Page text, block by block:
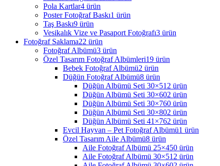
Pola Kartlar4 ürün
Poster Fotoğraf Baskı1 ürün
Taş Baskı9 ürün
Vesikalık Vize ve Pasaport Fotoğrafı3 ürün
Fotoğraf Saklama22 ürün
Fotoğraf Albümü3 ürün
Özel Tasarım Fotoğraf Albümleri19 ürün
Bebek Fotoğraf Albümü2 ürün
Düğün Fotoğraf Albümü8 ürün
Düğün Albümü Seti 30×51 2 ürün
Düğün Albümü Seti 30×602 ürün
Düğün Albümü Seti 30×760 ürün
Düğün Albümü Seti 30×802 ürün
Düğün Albümü Seti 41×762 ürün
Evcil Hayvan – Pet Fotoğraf Albümü1 ürün
Özel Tasarım Aile Albümü8 ürün
Aile Fotoğraf Albümü 25×450 ürün
Aile Fotoğraf Albümü 30×51 2 ürün